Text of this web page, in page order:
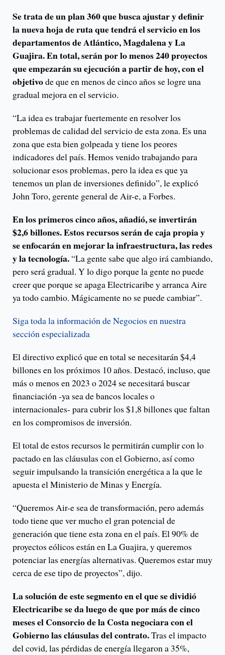
Se trata de un plan 360 que busca ajustar y definir
la nueva hoja de ruta que tendrá el servicio en los
departamentos de Atlántico, Magdalena y La
Guajira. En total, serán por lo menos 240 proyectos
que empezarán su ejecución a partir de hoy, con el
objetivode que en menos de cinco años se logre una
gradual mejora en el servicio.
“La idea es trabajar fuertemente en resolver los
problemas de calidad del servicio de esta zona. Es una
zona que esta bien golpeada y tiene los peores
indicadores del país. Hemos venido trabajando para
solucionar esos problemas, pero la idea es que ya
tenemos un plan de inversiones definido”, le explicó
John Toro, gerente general de Air-e, a Forbes.
En los primeros cinco años, añadió, se invertirán
$2,6 billones. Estos recursos serán de caja propia y
se enfocarán en mejorar la infraestructura, las redes
y la tecnología.“La gente sabe que algo irá cambiando,
pero será gradual. Y lo digo porque la gente no puede
creer que porque se apaga Electricaribe y arranca Aire
ya todo cambio. Mágicamente no se puede cambiar”.
Siga toda la información de Negocios en nuestra
sección especializada
El directivo explicó que en total se necesitarán $4,4
billones en los próximos 10 años. Destacó, incluso, que
más o menos en 2023 o 2024 se necesitará buscar
financiación -ya sea de bancos locales o
internacionales- para cubrir los $1,8 billones que faltan
en los compromisos de inversión.
El total de estos recursos le permitirán cumplir con lo
pactado en las cláusulas con el Gobierno, así como
seguir impulsando la transición energética a la que le
apuesta el Ministerio de Minas y Energía.
“Queremos Air-e sea de transformación, pero además
todo tiene que ver mucho el gran potencial de
generación que tiene esta zona en el país. El 90% de
proyectos eólicos están en La Guajira, y queremos
potenciar las energías alternativas. Queremos estar muy
cerca de ese tipo de proyectos”, dijo.
La solución de este segmento en el que se dividió
Electricaribe se da luego de que por más de cinco
meses el Consorcio de la Costa negociara con el
Gobierno las cláusulas del contrato.Tras el impacto
del covid, las pérdidas de energía llegaron a 35%,